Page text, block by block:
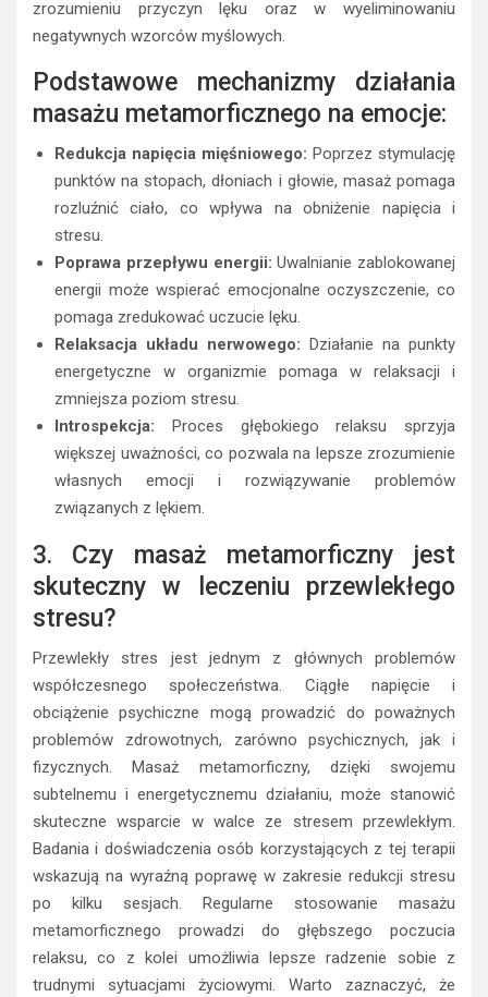
zrozumieniu przyczyn lęku oraz w wyeliminowaniu
negatywnych wzorców myślowych.
Podstawowe mechanizmy działania
masażu metamorficznego na emocje:
Redukcja napięcia mięśniowego: Poprzez stymulację
punktów na stopach, dłoniach i głowie, masaż pomaga
rozluźnić ciało, co wpływa na obniżenie napięcia i
stresu.
Poprawa przepływu energii: Uwalnianie zablokowanej
energii może wspierać emocjonalne oczyszczenie, co
pomaga zredukować uczucie lęku.
Relaksacja układu nerwowego: Działanie na punkty
energetyczne w organizmie pomaga w relaksacji i
zmniejsza poziom stresu.
Introspekcja: Proces głębokiego relaksu sprzyja
większej uważności, co pozwala na lepsze zrozumienie
własnych emocji i rozwiązywanie problemów
związanych z lękiem.
3. Czy masaż metamorficzny jest
skuteczny w leczeniu przewlekłego
stresu?
Przewlekły stres jest jednym z głównych problemów
współczesnego społeczeństwa. Ciągłe napięcie i
obciążenie psychiczne mogą prowadzić do poważnych
problemów zdrowotnych, zarówno psychicznych, jak i
fizycznych. Masaż metamorficzny, dzięki swojemu
subtelnemu i energetycznemu działaniu, może stanowić
skuteczne wsparcie w walce ze stresem przewlekłym.
Badania i doświadczenia osób korzystających z tej terapii
wskazują na wyraźną poprawę w zakresie redukcji stresu
po kilku sesjach. Regularne stosowanie masażu
metamorficznego prowadzi do głębszego poczucia
relaksu, co z kolei umożliwia lepsze radzenie sobie z
trudnymi sytuacjami życiowymi. Warto zaznaczyć, że